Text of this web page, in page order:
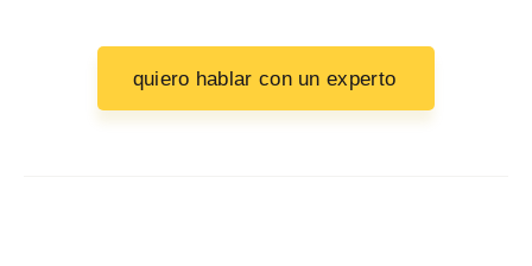
quiero hablar con un experto